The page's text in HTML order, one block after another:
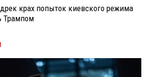
крах попыток киевского режима
Трампом